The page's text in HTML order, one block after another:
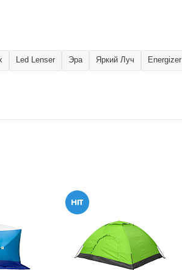
Led Lenser Эра Яркий Луч Energizer